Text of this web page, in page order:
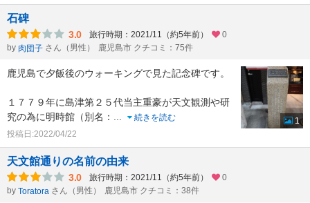
石碑
3.0 旅行時期：2021/11（約5年前）
0
by 肉団子 さん（男性） 鹿児島市 クチコミ：75件
鹿児島で夕飯後のウォーキングで見た記念碑です。
１７７９年に島津第２５代当主重豪が天文観測や研
究の為に明時館（別名： ...
続きを読む
投稿日:2022/04/22
1
天文館通りの名前の由来
3.0 旅行時期：2021/11（約5年前）
0
by Toratora さん（男性） 鹿児島市 クチコミ：38件